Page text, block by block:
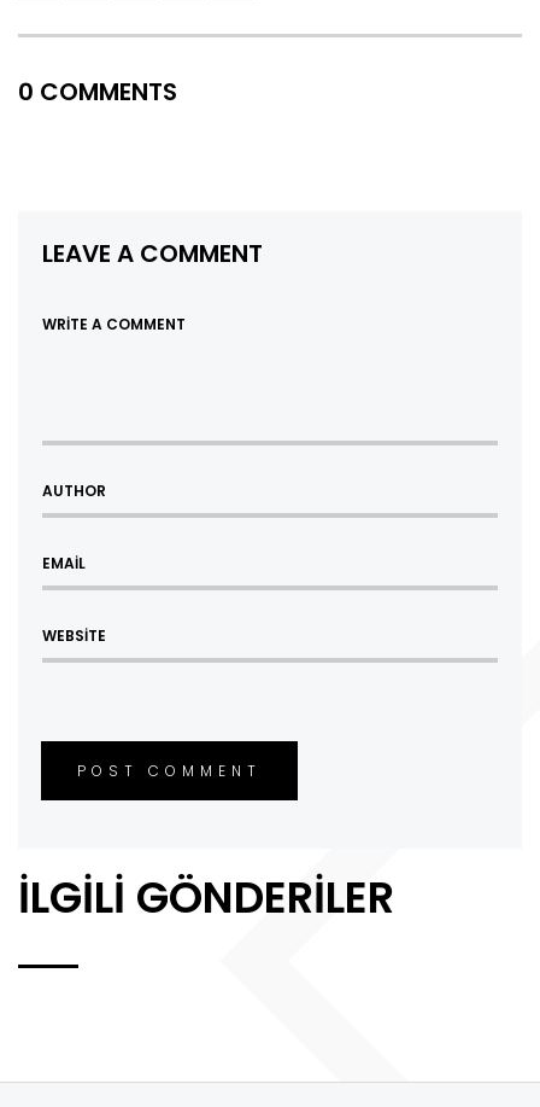
0 COMMENTS
LEAVE A COMMENT
POST COMMENT
İLGILI GÖNDERILER